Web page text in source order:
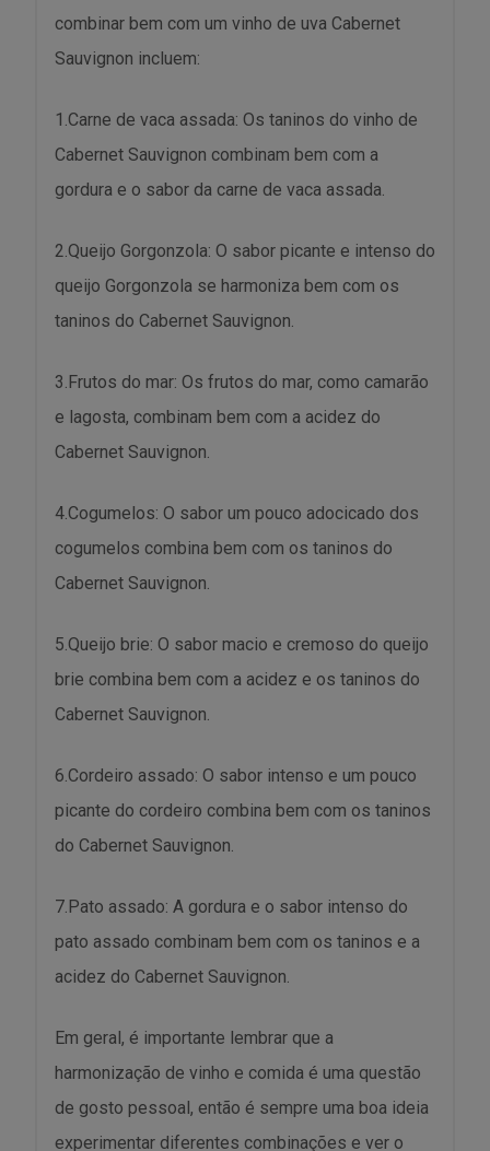
combinar bem com um vinho de uva Cabernet
Sauvignon incluem:
1.Carne de vaca assada: Os taninos do vinho de
Cabernet Sauvignon combinam bem com a
gordura e o sabor da carne de vaca assada.
2.Queijo Gorgonzola: O sabor picante e intenso do
queijo Gorgonzola se harmoniza bem com os
taninos do Cabernet Sauvignon.
3.Frutos do mar: Os frutos do mar, como camarão
e lagosta, combinam bem com a acidez do
Cabernet Sauvignon.
4.Cogumelos: O sabor um pouco adocicado dos
cogumelos combina bem com os taninos do
Cabernet Sauvignon.
5.Queijo brie: O sabor macio e cremoso do queijo
brie combina bem com a acidez e os taninos do
Cabernet Sauvignon.
6.Cordeiro assado: O sabor intenso e um pouco
picante do cordeiro combina bem com os taninos
do Cabernet Sauvignon.
7.Pato assado: A gordura e o sabor intenso do
pato assado combinam bem com os taninos e a
acidez do Cabernet Sauvignon.
Em geral, é importante lembrar que a
harmonização de vinho e comida é uma questão
de gosto pessoal, então é sempre uma boa ideia
experimentar diferentes combinações e ver o